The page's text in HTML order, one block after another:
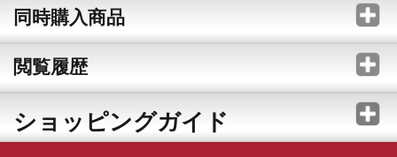
同時購入商品
閲覧履歴
ショッピングガイド